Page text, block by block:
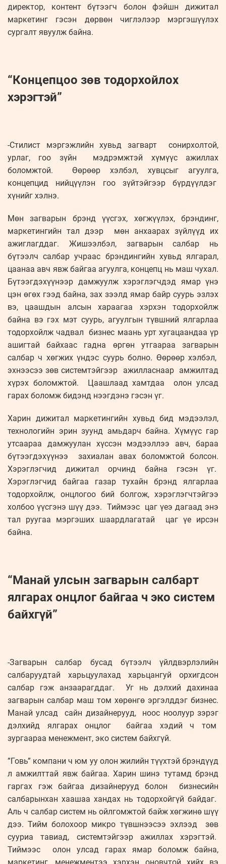
директор, контент бүтээгч болон фэйшн дижитал
маркетинг гэсэн дөрвөн чиглэлээр мэргэшүүлэх
сургалт явуулж байна.
“Концепцоо зөв тодорхойлох
хэрэгтэй”
-Стилист мэргэжлийн хувьд загварт сонирхолтой,
урлаг, гоо зүйн мэдрэмжтэй хүмүүс ажиллах
боломжтой. Өөрөөр хэлбэл, хувцсыг агуулга,
концепцид нийцүүлэн гоо зүйтэйгээр бүрдүүлдэг
хүнийг хэлнэ.
Мөн загварын брэнд үүсгэх, хөгжүүлэх, брэндинг,
маркетингийн тал дээр мөн анхаарах зүйлүүд их
ажиглагддаг. Жишээлбэл, загварын салбар нь
бүтээлч салбар учраас брэндингийн хувьд ялгарал,
цаанаа авч явж байгаа агуулга, концепц нь маш чухал.
Бүтээгдэхүүнээр дамжуулж хэрэглэгчдэд ямар үнэ
цэн өгөх гээд байна, зах зээлд ямар байр суурь эзлэх
вэ, цаашдын алсын хараагаа хэрхэн тодорхойлж
байна вэ гэх мэт суурь, агуулгын түвшний ялгарлаа
тодорхойлж чадвал бизнес маань урт хугацаандаа үр
ашигтай байхаас гадна өргөн утгаараа загварын
салбар ч хөгжих үндэс суурь болно. Өөрөөр хэлбэл,
эхнээсээ зөв системтэйгээр ажилласнаар амжилтад
хүрэх боломжтой. Цаашлаад хамтдаа олон улсад
гарах боломж бидэнд нээгдэнэ гэсэн үг.
Харин дижитал маркетингийн хувьд бид мэдээлэл,
технологийн эрин зуунд амьдарч байна. Хүмүүс гар
утсаараа дамжуулан хүссэн мэдээллээ авч, бараа
бүтээгдэхүүнээ захиалан авах боломжтой болсон.
Хэрэглэгчид дижитал орчинд байна гэсэн үг.
Хэрэглэгчид байгаа газар тухайн брэнд ялгарлаа
тодорхойлж, онцлогоо бий болгож, хэрэглэгчтэйгээ
холбоо үүсгэнэ шүү дээ. Тиймээс цаг үеэ дагаад энэ
тал руугаа мэргэших шаардлагатай цаг үе ирсэн
байна.
“Манай улсын загварын салбарт
ялгарах онцлог байгаа ч эко систем
байхгүй”
-Загварын салбар бусад бүтээлч үйлдвэрлэлийн
салбаруудтай харьцуулахад харьцангуй орхигдсон
салбар гэж анзаарагддаг. Уг нь дэлхий дахинаа
загварын салбар маш том хөрөнгө эргэлддэг бизнес.
Манай улсад сайн дизайнерууд, ноос ноолуур зэрэг
дэлхийд ялгарах онцлог байгаа хэдий ч том
зургаараа менежмент, эко систем байхгүй.
”Говь” компани ч юм уу олон жилийн түүхтэй брэндүүд
л амжилттай явж байгаа. Харин шинэ тутамд брэнд
гаргах гэж байгаа дизайнерууд болон бизнесийн
салбарынхан хаашаа хандах нь тодорхойгүй байдаг.
Аль ч салбар систем нь ойлгомжтой байж хөгжинө шүү
дээ. Тийм болохоор микро түвшнээсээ эхлээд зөв
сууриа тавиад, системтэйгээр ажиллах хэрэгтэй.
Тиймээс олон улсад гарах ямар боломж байна,